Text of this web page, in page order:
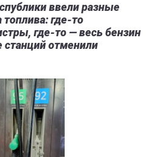
ввели разные
топлива: где-то
где-то — весь бензин
станций отменили